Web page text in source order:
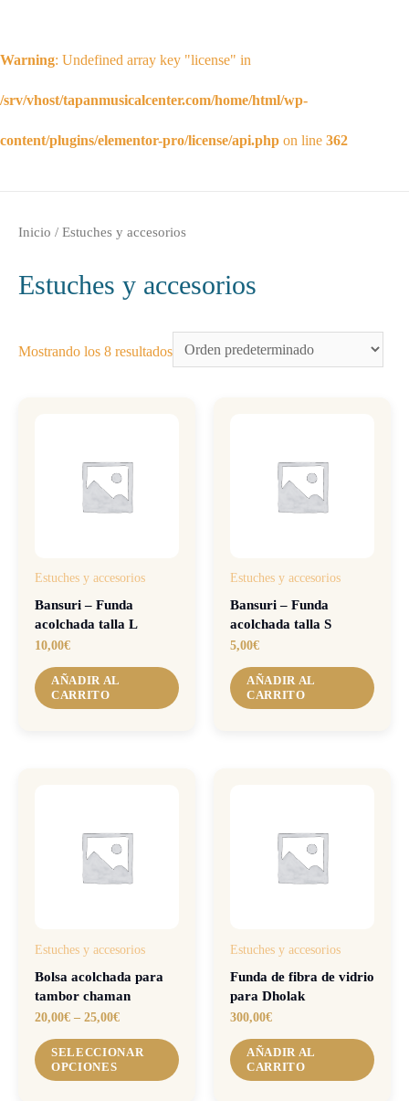
Warning: Undefined array key "license" in
/srv/vhost/tapanmusicalcenter.com/home/html/wp-
content/plugins/elementor-pro/license/api.php on line 362
Inicio / Estuches y accesorios
Estuches y accesorios
Mostrando los 8 resultados
Estuches y accesorios
Bansuri – Funda
acolchada talla L
10,00€
AÑADIR AL
CARRITO
Estuches y accesorios
Bansuri – Funda
acolchada talla S
5,00€
AÑADIR AL
CARRITO
Estuches y accesorios
Bolsa acolchada para
tambor chaman
20,00€ – 25,00€
SELECCIONAR
OPCIONES
Estuches y accesorios
Funda de fibra de vidrio
para Dholak
300,00€
AÑADIR AL
CARRITO